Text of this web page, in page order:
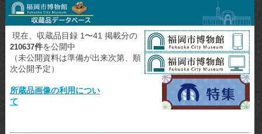
現在、収蔵品目録 1〜41 掲載分の
210637件を公開中
（未公開資料は準備が出来次第、順
次公開予定）
所蔵品画像の利用につい
て